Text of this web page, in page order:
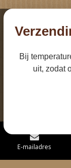
E-mailadres
Bij
uit, zodat